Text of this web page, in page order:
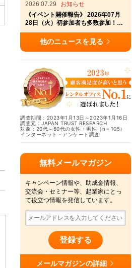
2026.07.29
お知らせ
《イベント開催報告》 2026年07月
28日（火）初参加者も多数参加！横
浜アントレサロン第336回交流会開
他のニュースを見る
調査期間：2023年1月13日～2023年1月16日
調査元：JAPAN TRUST RESEARCH
対象：20代～60代の女性・男性（n＝105）
インターネット・アンケート調査
無料メールマガジン
キャンペーン情報や、助成金情報、
交流会・セミナー等、起業家にとっ
て役立つ情報を発信しています。
登録する
メールマガジンの詳細